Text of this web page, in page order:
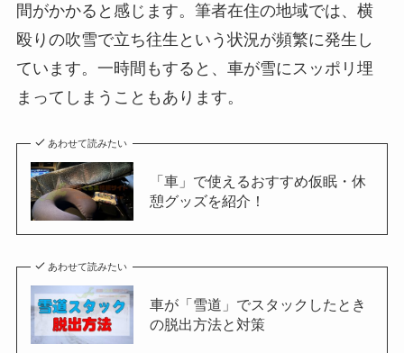
間がかかると感じます。筆者在住の地域では、横
殴りの吹雪で立ち往生という状況が頻繁に発生し
ています。一時間もすると、車が雪にスッポリ埋
まってしまうこともあります。
あわせて読みたい
「車」で使えるおすすめ仮眠・休
憩グッズを紹介！
あわせて読みたい
車が「雪道」でスタックしたとき
の脱出方法と対策